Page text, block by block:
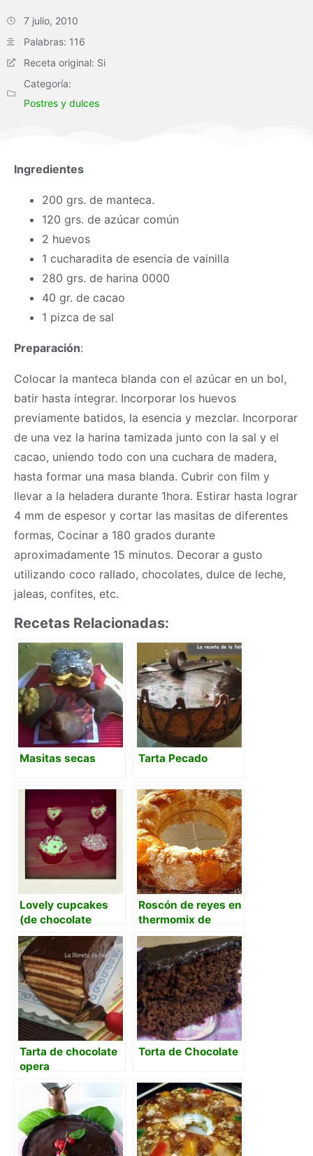
7 julio, 2010
Palabras: 116
Receta original: Si
Categoría:
Postres y dulces
Ingredientes
200 grs. de manteca.
120 grs. de azúcar común
2 huevos
1 cucharadita de esencia de vainilla
280 grs. de harina 0000
40 gr. de cacao
1 pizca de sal
Preparación:
Colocar la manteca blanda con el azúcar en un bol,
batir hasta integrar. Incorporar los huevos
previamente batidos, la esencia y mezclar. Incorporar
de una vez la harina tamizada junto con la sal y el
cacao, uniendo todo con una cuchara de madera,
hasta formar una masa blanda. Cubrir con film y
llevar a la heladera durante 1hora. Estirar hasta lograr
4 mm de espesor y cortar las masitas de diferentes
formas, Cocinar a 180 grados durante
aproximadamente 15 minutos. Decorar a gusto
utilizando coco rallado, chocolates, dulce de leche,
jaleas, confites, etc.
Recetas Relacionadas:
Masitas secas Tarta Pecado
Lovely cupcakes
(de chocolate
blanco y crema de
queso)
Roscón de reyes en
thermomix de
Mafalda
Tarta de chocolate
opera
Torta de Chocolate